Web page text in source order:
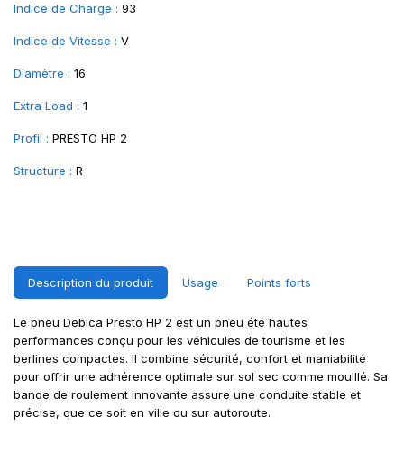
Indice de Charge : 93
Indice de Vitesse : V
Diamètre : 16
Extra Load : 1
Profil : PRESTO HP 2
Structure : R
Description du produit Usage Points forts
Le pneu Debica Presto HP 2 est un pneu été hautes
performances conçu pour les véhicules de tourisme et les
berlines compactes. Il combine sécurité, confort et maniabilité
pour offrir une adhérence optimale sur sol sec comme mouillé. Sa
bande de roulement innovante assure une conduite stable et
précise, que ce soit en ville ou sur autoroute.